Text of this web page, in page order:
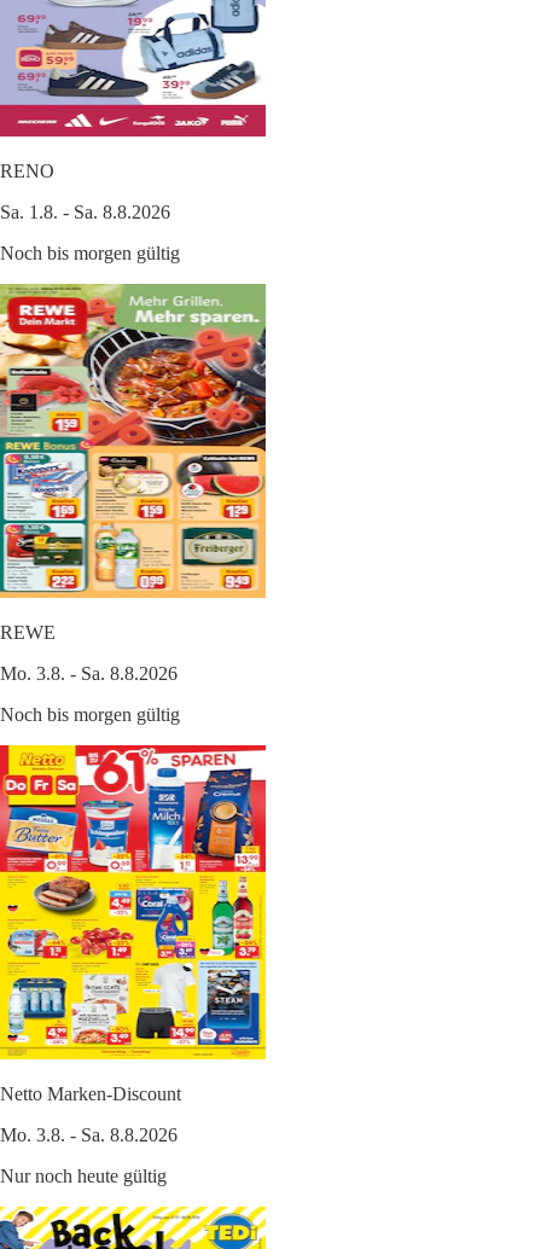
RENO
Sa. 1.8. - Sa. 8.8.2026
Noch bis morgen gültig
REWE
Mo. 3.8. - Sa. 8.8.2026
Noch bis morgen gültig
Netto Marken-Discount
Mo. 3.8. - Sa. 8.8.2026
Nur noch heute gültig